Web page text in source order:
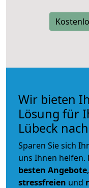
Wir bieten
Lösung für
Lübeck
Sparen Sie sich
uns Ihnen helfen.
besten Angebote
stressfreien und